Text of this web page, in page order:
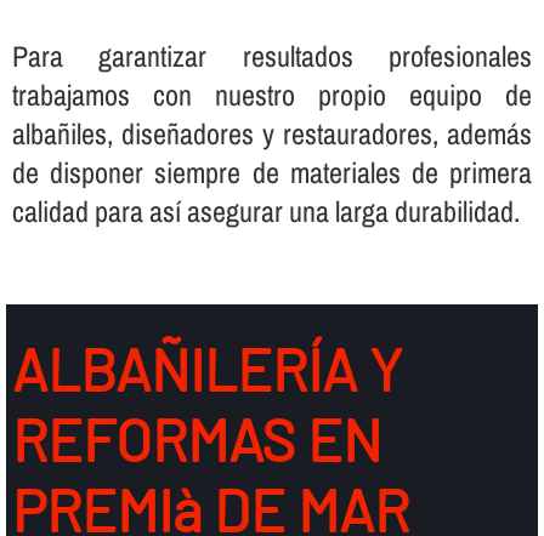
Para garantizar resultados profesionales
trabajamos con nuestro propio equipo de
albañiles, diseñadores y restauradores, además
de disponer siempre de materiales de primera
calidad para así­ asegurar una larga durabilidad.
ALBAÑILERÍ­A Y
REFORMAS EN
PREMIà DE MAR